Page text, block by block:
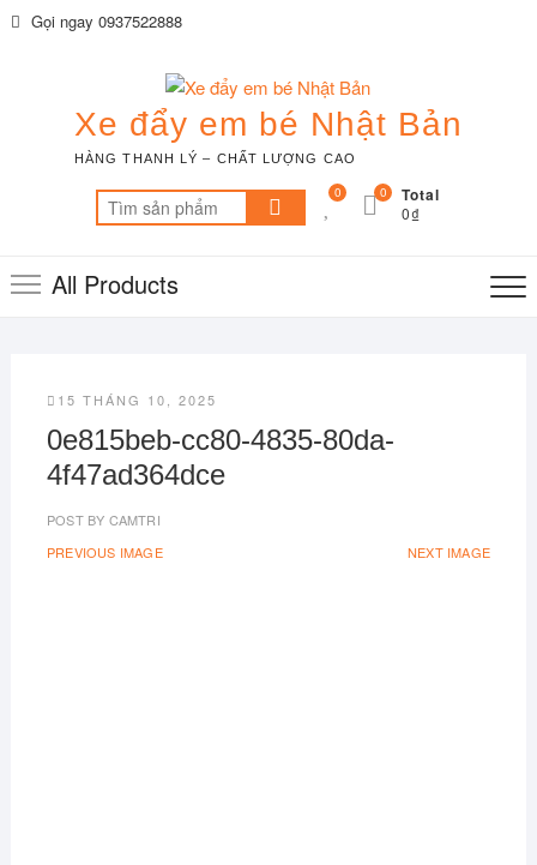
SkipGọi ngay 0937522888
Xe đẩy em bé Nhật Bản
HÀNG THANH LÝ – CHẤT LƯỢNG CAO
Tìm
kiếm:
0 Total
0₫
0
All Products
15 THÁNG 10, 2025
0e815beb-cc80-4835-80da-
4f47ad364dce
POST BY CAMTRI
PREVIOUS IMAGE
NEXT IMAGE